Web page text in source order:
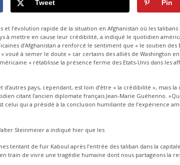
Tweet Pin
l’évolution rapide de la situation en Afghanistan où les
à mettre en cause leur crédibilité, a indiqué le quotidien
d’Afghanistan a renforcé le sentiment que « le soutien des
voué à semer le doute » car certains des alliés de Washington
« rétablisse la présence ferme des Etats-Unis dans les
d’autres pays, cependant, est loin d’être « la crédibilité », mais
citant l’ancien diplomate français Jean-Marie Guéhenno.
celui qui a présidé à la conclusion humiliante de l’expérience
Steinmeier a indiqué hier que les
tentant de fuir Kaboul après l’entrée des taliban dans la
train de vivre une tragédie humaine dont nous partageons la